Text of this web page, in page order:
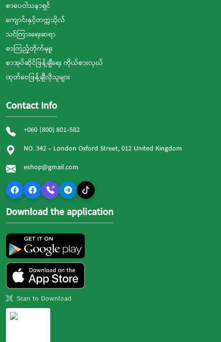
စာပေဝါသနာရှင်
ကျောင်းနှင့်တက္ကသိုလ်
သင်ကြားရေးဆရာ
စာကြည့်တိုက်မှူး
စာအုပ်ဆိုင်ဖြန့်ချီရေး ကိုယ်စားလှယ်
ထုတ်ဝေဖြန့်ချီလိုသူများ
Contact Info
+060 (800) 801-582
NO. 342 - London Oxford Street, 012 United Kingdom
eshop@gmail.com
Download the application
Scan to Download